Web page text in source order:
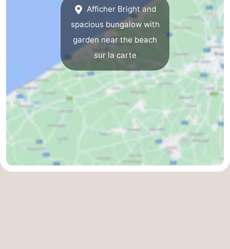
Westende
Oostduinkerke
-
Koksijde
La
Panne
-
Nature
Météo
Afficher Bright and
spacious bungalow with
garden near the beach
sur la carte